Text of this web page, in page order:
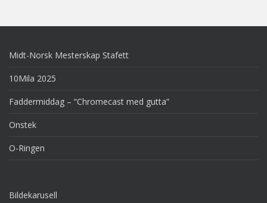
Midt-Norsk Mesterskap Stafett
10Mila 2025
Faddermiddag – “Chromecast med gutta”
Onstek
O-Ringen
Bildekarusell